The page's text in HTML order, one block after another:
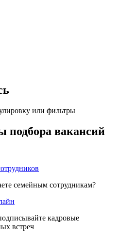
или фильтры
вакансий
семейным сотрудникам?
кадровые
встреч